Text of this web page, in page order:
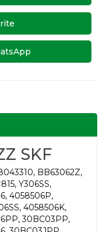
SKF
BB63062Z,
Y306SS,
4058506P,
4058506K,
30BC03PP,